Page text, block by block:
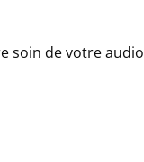
soin de votre audio